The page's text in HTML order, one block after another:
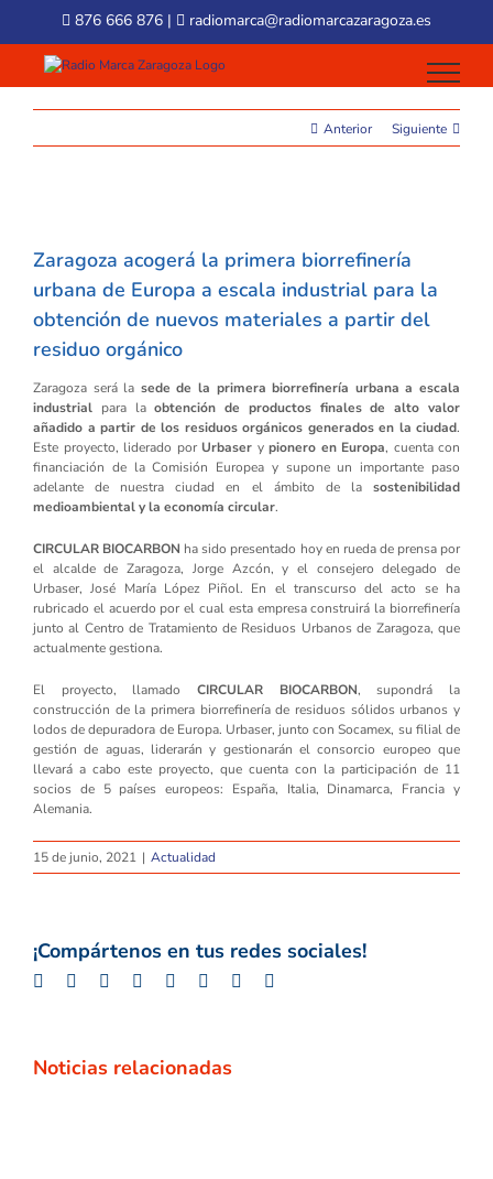
content
876 666 876 | radiomarca@radiomarcazaragoza.es
Anterior Siguiente
Image
Zaragoza acogerá la primera biorrefinería
urbana de Europa a escala industrial para la
obtención de nuevos materiales a partir del
residuo orgánico
Zaragoza será la sede de la primera biorrefinería urbana a escala
industrial para laobtención de productos finales de alto valor
añadido a partir de los residuos orgánicos generados en la ciudad.
Este proyecto, liderado por Urbaser y pionero en Europa, cuenta con
financiación de la Comisión Europea y supone un importante paso
adelante de nuestra ciudad en el ámbito de la sostenibilidad
medioambiental y la economía circular.
CIRCULAR BIOCARBON ha sido presentado hoy en rueda de prensa por
el alcalde de Zaragoza, Jorge Azcón, y el consejero delegado de
Urbaser, José María López Piñol. En el transcurso del acto se ha
rubricado el acuerdo por el cual esta empresa construirá la biorrefinería
junto al Centro de Tratamiento de Residuos Urbanos de Zaragoza, que
actualmente gestiona.
El proyecto, llamado CIRCULAR BIOCARBON, supondrá la
construcción de la primera biorrefinería de residuos sólidos urbanos y
lodos de depuradora de Europa. Urbaser, junto con Socamex, su filial de
gestión de aguas, liderarán y gestionarán el consorcio europeo que
llevará a cabo este proyecto, que cuenta con la participación de 11
socios de 5 países europeos: España, Italia, Dinamarca, Francia y
Alemania.
15 de junio, 2021 | Actualidad
¡Compártenos en tus redes sociales!
Facebook
TwitterLinkedInWhatsappGoogle+
TumblrPinterest
Noticias relacionadas